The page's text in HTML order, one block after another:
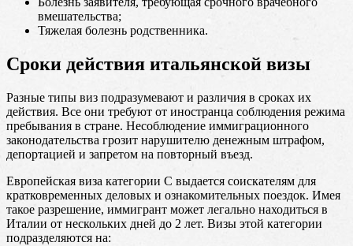
вмешательства;
Тяжелая болезнь родственника.
Сроки действия итальянской визы
Разные типы виз подразумевают и различия в сроках их
действия. Все они требуют от иностранца соблюдения режима
пребывания в стране. Несоблюдение иммиграционного
законодательства грозит нарушителю денежным штрафом,
депортацией и запретом на повторный въезд.
Европейская виза категории С выдается соискателям для
кратковременных деловых и ознакомительных поездок. Имея
такое разрешение, иммигрант может легально находиться в
Италии от нескольких дней до 2 лет. Визы этой категории
подразделяются на: